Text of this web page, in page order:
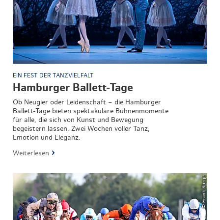
EIN FEST DER TANZVIELFALT
Hamburger Ballett-Tage
Ob Neugier oder Leidenschaft – die Hamburger
Ballett-Tage bieten spektakuläre Bühnenmomente
für alle, die sich von Kunst und Bewegung
begeistern lassen. Zwei Wochen voller Tanz,
Emotion und Eleganz.
Weiterlesen
© Frank Sorge